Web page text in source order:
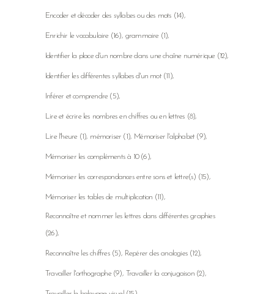
Encoder et décoder des syllabes ou des mots (14)
Enrichir le vocabulaire(16) grammaire(1)
Identifier la place d'un nombre dans une chaîne numérique(12)
Identifier les différentes syllabes d'un mot(11)
Inférer et comprendre(5)
Lire et écrire les nombres en chiffres ou en lettres (8)
Lire l'heure(1) mémoriser (1) Mémoriser l'alphabet(9)
Mémoriser les compléments à 10(6)
Mémoriser les correspondances entre sons et lettre(s) (15)
Mémoriser les tables de multiplication (11)
Reconnaître et nommer les lettres dans différentes graphies
(26)
Reconnaître les chiffres(5) Repérer des analogies (12)
Travailler l'orthographe(9) Travailler la conjugaison(2)